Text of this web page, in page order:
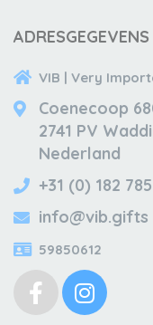
ADRESGEGEVENS
VIB | Very
Coenecoop
2741 PV
Nederland
+31 (0) 182
info@vib.gifts
59850612